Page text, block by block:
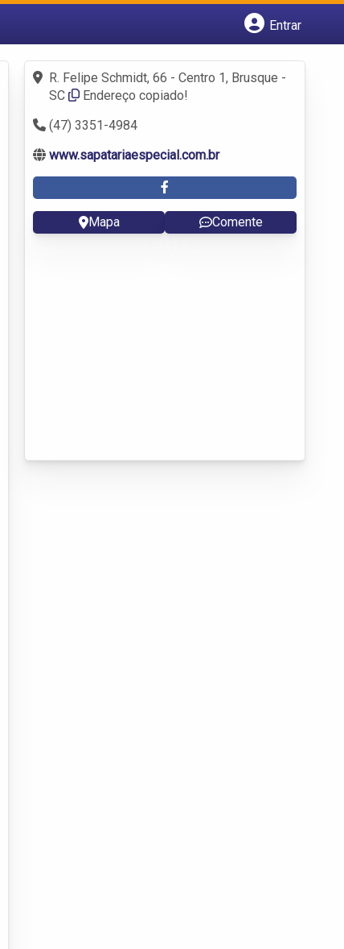
Entrar
Fazer login
Criar conta
R. Felipe Schmidt, 66 - Centro 1, Brusque -
SC
Endereço copiado!
(47) 3351-4984
www.sapatariaespecial.com.br
Mapa Comente